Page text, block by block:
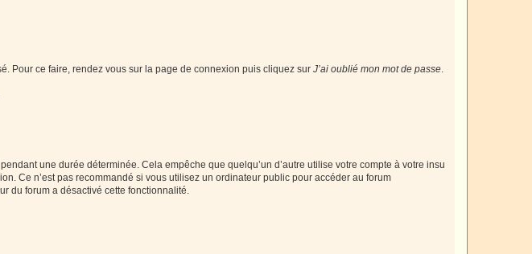
Pour ce faire, rendez vous sur la page de connexion puis cliquez sur J’ai oublié mon mot de passe.
une durée déterminée. Cela empêche que quelqu’un d’autre utilise votre compte à votre insu
Ce n’est pas recommandé si vous utilisez un ordinateur public pour accéder au forum
du forum a désactivé cette fonctionnalité.